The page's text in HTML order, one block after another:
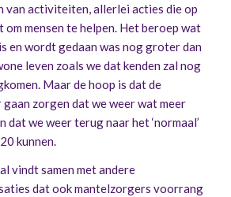
van activiteiten, allerlei acties die op
mensen te helpen. Het beroep wat
en wordt gedaan was nog groter dan
leven zoals we dat kenden zal nog
Maar de hoop is dat de
zorgen dat we weer wat meer
dat we weer terug naar het ‘normaal’
kunnen.
vindt samen met andere
dat ook mantelzorgers voorrang